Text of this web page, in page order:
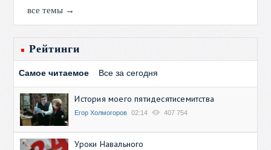
все темы →
Рейтинги
Самое читаемое Все за сегодня
История моего пятидесятисемитства
Егор Холмогоров 02:14 407 754
Уроки Навального